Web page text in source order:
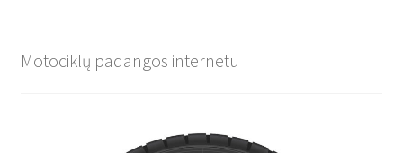
Motociklų padangos internetu